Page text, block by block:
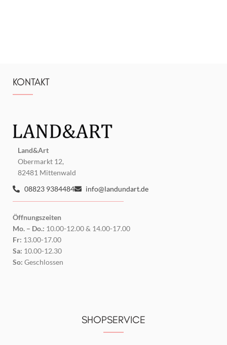
KONTAKT
Land&Art
Obermarkt 12,
82481 Mittenwald
08823 9384484
info@landundart.de
Öffnungszeiten
Mo. – Do.: 10.00-12.00 & 14.00-17.00
Fr: 13.00-17.00
Sa: 10.00-12.30
So: Geschlossen
SHOPSERVICE